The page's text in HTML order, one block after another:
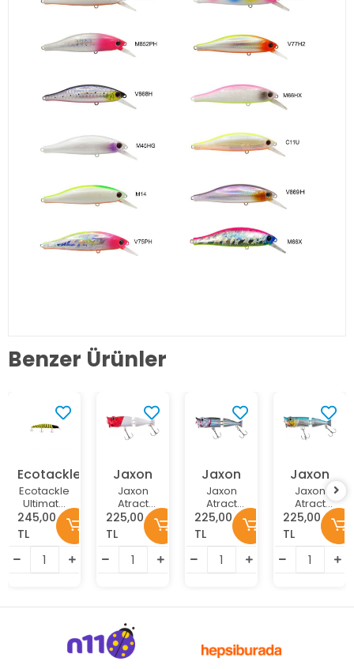
Benzer Ürünler
Ecotackle
Ecotackle
Ultimate
Bass 125F
12.5Cm
21G Maket
Balık
Renk: 213
245,00
TL
Jaxon
Jaxon
Atract
Jointed
Popper
Maket
Balık
225,00
TL
Jaxon
Jaxon
Atract
Jointed
Popper
Maket
Balık
225,00
TL
Jaxon
Jaxon
Atract
Jointed
Popper
Maket
Balık
225,00
TL